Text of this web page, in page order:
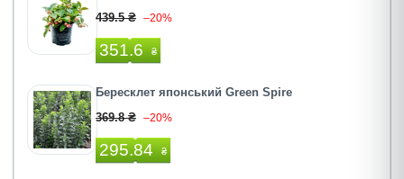
439.5 ₴ –20%
351.6 ₴
Бересклет японський Green Spire
369.8 ₴ –20%
295.84 ₴